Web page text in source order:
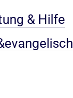
& Hilfe